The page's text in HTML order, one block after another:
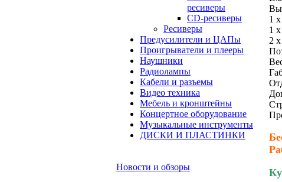
ресиверы
CD-ресиверы
Ресиверы
Предусилители и ЦАПы
Проигрыватели и плееры
Наушники
Радиолампы
Кабели и разъемы
Видео техника
Мебель и кронштейны
Концертное оборудование
Музыкальные инструменты
ДИСКИ И ПЛАСТИНКИ
Новости и обзоры
1
1
2